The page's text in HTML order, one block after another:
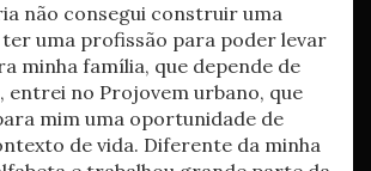
não consegui construir uma
uma profissão para poder levar
minha família, que depende de
entrei no Projovem urbano, que
mim uma oportunidade de
de vida. Diferente da minha